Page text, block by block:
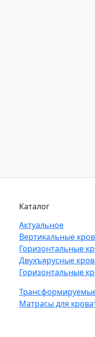
Каталог
Актуальное
Вертикальные
Горизонтальные
Двухъярусные
Горизонтальные
Матрасы для